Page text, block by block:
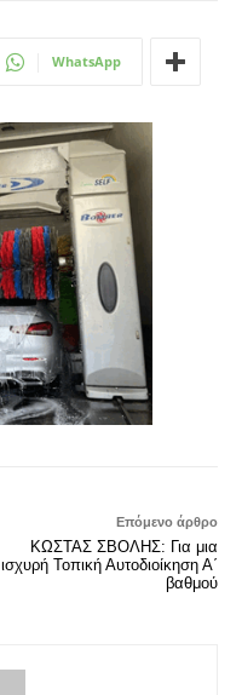
WhatsApp
Επόμενο άρθρο
ΚΩΣΤΑΣ ΣΒΟΛΗΣ: Για μια
ισχυρή Τοπική Αυτοδιοίκηση Α΄
βαθμού